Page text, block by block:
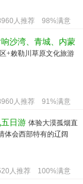
人推荐 98%满意
沙湾、青城、内蒙
+敕勒川草原文化旅游
人推荐 91%满意
五日游 体验大漠孤烟直
体会西部特有的辽阔
人推荐 100%满意